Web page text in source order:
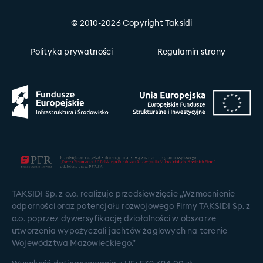
© 2010-2026 Copyright Taksidi
Polityka prywatności Regulamin strony
TAKSIDI Sp. z o.o. realizuje przedsięwzięcie „Wzmocnienie
odporności oraz potencjału rozwojowego Firmy TAKSIDI Sp. z
o.o. poprzez dywersyfikację działalności w obszarze
utworzenia wypożyczali jachtów żaglowych na terenie
Województwa Mazowieckiego.”